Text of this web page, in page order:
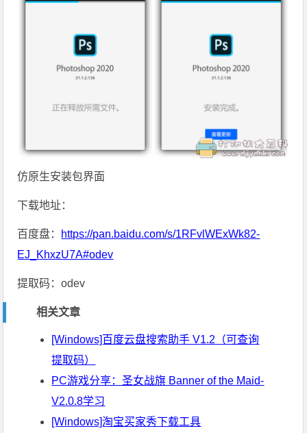
仿原生安装包界面
下载地址：
百度盘： https://pan.baidu.com/s/1RFvlWExWk82-
EJ_KhxzU7A#odev
提取码：odev
相关文章
[Windows]百度云盘搜索助手 V1.2（可查询
提取码）
PC游戏分享：圣女战旗 Banner of the Maid-
V2.0.8学习
[Windows]淘宝买家秀下载工具